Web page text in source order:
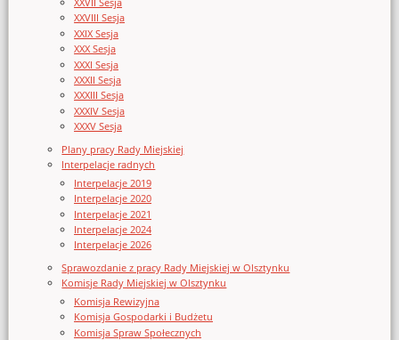
XXVIII Sesja
XXIX Sesja
XXX Sesja
XXXI Sesja
XXXII Sesja
XXXIII Sesja
XXXIV Sesja
XXXV Sesja
Plany pracy Rady Miejskiej
Interpelacje radnych
Interpelacje 2019
Interpelacje 2020
Interpelacje 2021
Interpelacje 2024
Interpelacje 2026
Sprawozdanie z pracy Rady Miejskiej w Olsztynku
Komisje Rady Miejskiej w Olsztynku
Komisja Rewizyjna
Komisja Gospodarki i Budżetu
Komisja Spraw Społecznych